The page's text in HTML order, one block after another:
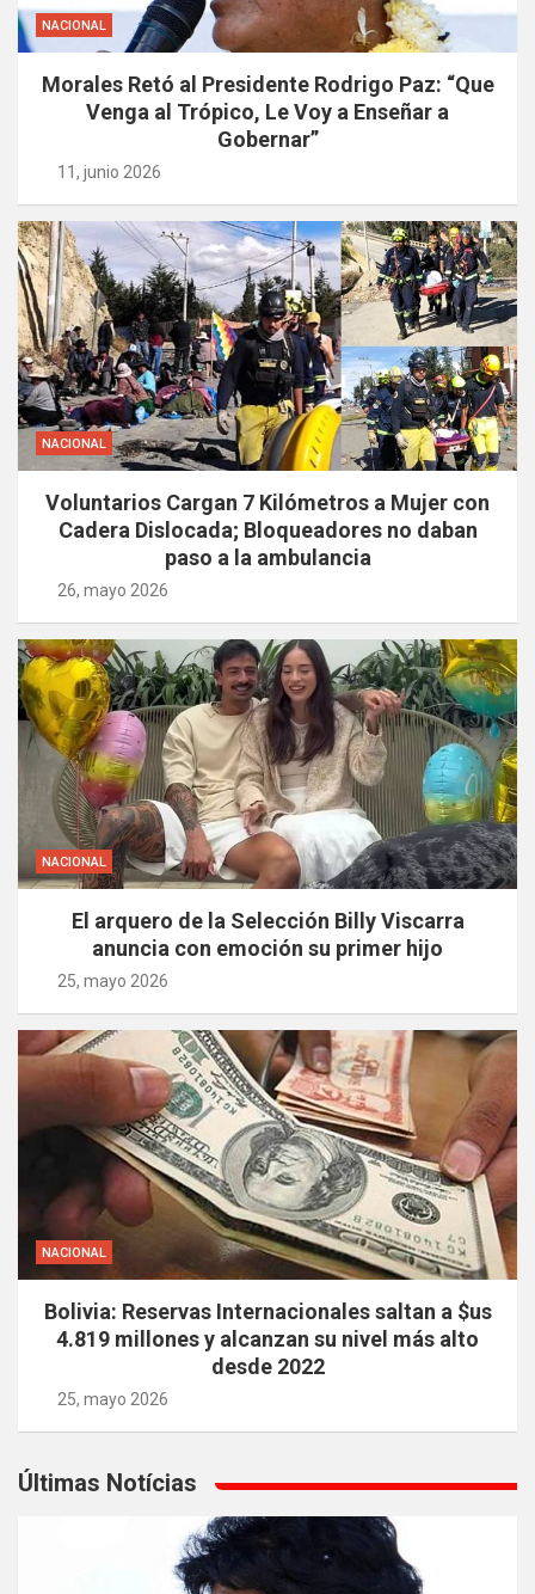
NACIONAL
Morales Retó al Presidente Rodrigo Paz: “Que
Venga al Trópico, Le Voy a Enseñar a
Gobernar”
11, junio 2026
NACIONAL
Voluntarios Cargan 7 Kilómetros a Mujer con
Cadera Dislocada; Bloqueadores no daban
paso a la ambulancia
26, mayo 2026
NACIONAL
El arquero de la Selección Billy Viscarra
anuncia con emoción su primer hijo
25, mayo 2026
NACIONAL
Bolivia: Reservas Internacionales saltan a $us
4.819 millones y alcanzan su nivel más alto
desde 2022
25, mayo 2026
Últimas Notícias